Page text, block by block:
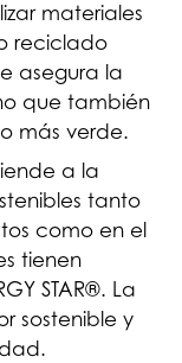
materiales
reciclado
asegura la
que también
más verde.
a la
tanto
como en el
tienen
STAR®. La
sostenible y